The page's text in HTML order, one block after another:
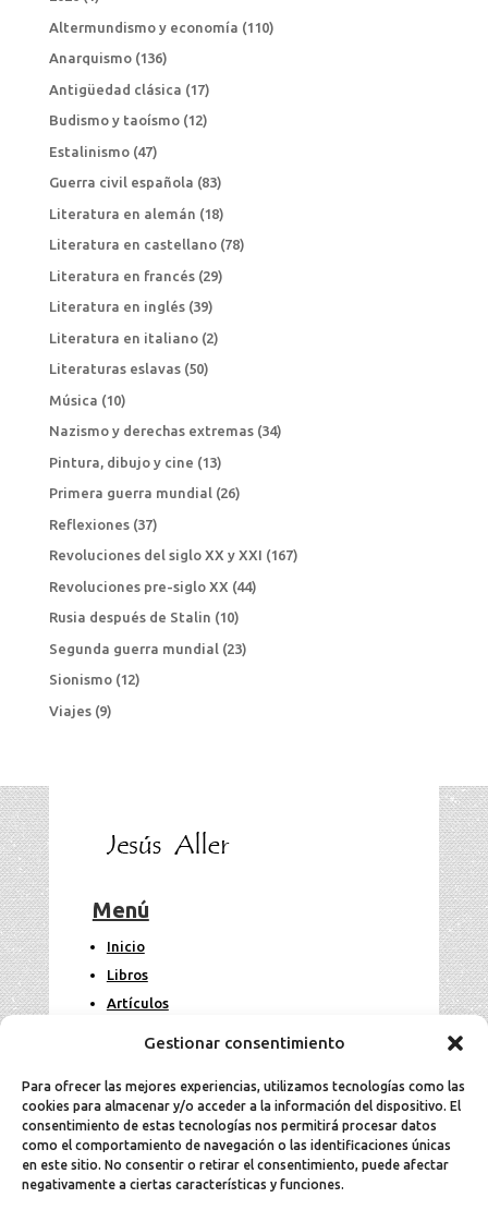
Gestionar consentimiento
Para ofrecer las mejores experiencias, utilizamos tecnologías como las
cookies para almacenar y/o acceder a la información del dispositivo. El
consentimiento de estas tecnologías nos permitirá procesar datos
como el comportamiento de navegación o las identificaciones únicas
en este sitio. No consentir o retirar el consentimiento, puede afectar
negativamente a ciertas características y funciones.
Altermundismo y economía (110)
Anarquismo(136)
Antigüedad clásica (17)
Budismo y taoísmo(12)
Estalinismo(47)
Guerra civil española (83)
Literatura en alemán (18)
Literatura en castellano(78)
Literatura en francés(29)
Literatura en inglés(39)
Literatura en italiano(2)
Literaturas eslavas(50)
Música (10)
Nazismo y derechas extremas(34)
Pintura, dibujo y cine (13)
Primera guerra mundial(26)
Reflexiones(37)
Revoluciones del siglo XX y XXI (167)
Revoluciones pre-siglo XX (44)
Rusia después de Stalin (10)
Segunda guerra mundial (23)
Sionismo(12)
Viajes(9)
Menú
Inicio
Libros
Artículos
Legal
Aviso Legal